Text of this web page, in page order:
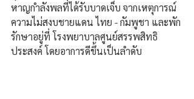
หาญกำลังพลที่ได้รับบาดเจ็บ จากเหตุการณ์
ความไม่สงบชายแดน ไทย - กัมพูชา และพัก
รักษาอยู่ที่ โรงพยาบาลศูนย์สรรพสิทธิ
ประสงค์ โดยอาการดีขึ้นเป็นลำดับ